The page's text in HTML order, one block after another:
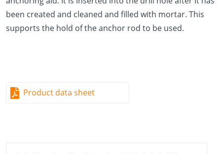
been created and cleaned and filled with mortar. This
supports the hold of the anchor rod to be used.
Product data sheet